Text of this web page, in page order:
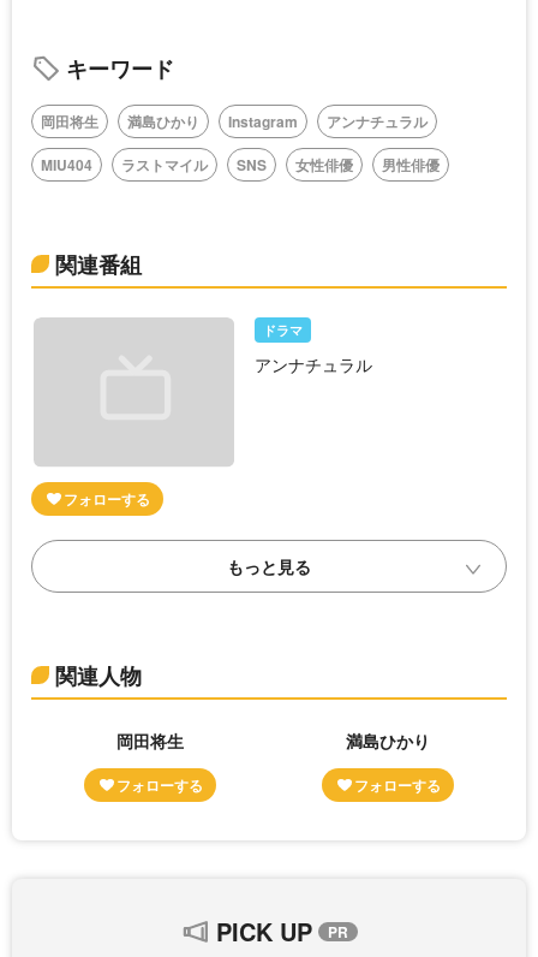
キーワード
岡田将生 満島ひかり Instagram
アンナチュラル
MIU404
ラストマイル SNS 女性俳優 男性俳優
関連番組
ドラマ
アンナチュラル
関連人物
岡田将生 満島ひかり
PICK UP